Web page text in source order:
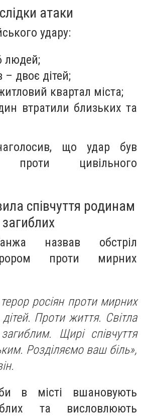
атаки
удару:
людей;
– двоє дітей;
квартал міста;
втратили близьких та
що удар був
проти цивільного
співчуття родинам
загиблих
назвав обстріл
проти мирних
росіян проти мирних
Проти життя. Світла
Щирі співчуття
Розділяємо ваш біль»,
в місті вшановують
та висловлюють